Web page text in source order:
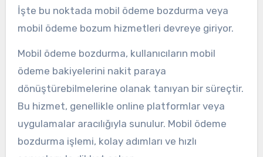
İşte bu noktada mobil ödeme bozdurma veya
mobil ödeme bozum hizmetleri devreye giriyor.
Mobil ödeme bozdurma, kullanıcıların mobil
ödeme bakiyelerini nakit paraya
dönüştürebilmelerine olanak tanıyan bir süreçtir.
Bu hizmet, genellikle online platformlar veya
uygulamalar aracılığıyla sunulur. Mobil ödeme
bozdurma işlemi, kolay adımları ve hızlı